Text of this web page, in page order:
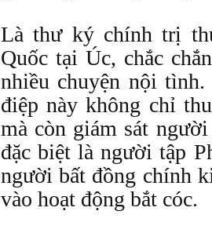
Là thư ký chính trị
Quốc tại Úc, chắc
nhiều chuyện nội
điệp này không chỉ
mà còn giám sát
đặc biệt là người tập
người bất đồng chính
vào hoạt động bắt cóc.